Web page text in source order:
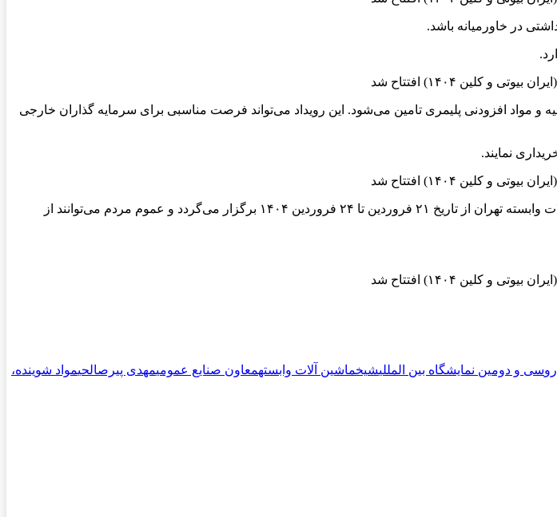
در خاورمیانه باشد.
و مواد افزودنی پلیمری تامین می‌شود. این رویداد می‌تواند فرصت مناسبی برای سرمایه گذاران خارجی
نمایند.
گفتنی است، سی و دومین نمایشگاه بین المللی مواد شوینده، آرایشی، بهداشتی، سلولزی و ماشین آلات وابسته تهران از تاریخ ۲۱ فروردین تا ۲۴ فروردین ۱۴۰۴ برگزار می‌گردد و عموم مردم می‌توانند از
سی و دومین نمایشگاه بین المللیشیخماشین آلات وابستهمعاون صنایع عمومیمهدی پیرصالحیمواد شوینده،